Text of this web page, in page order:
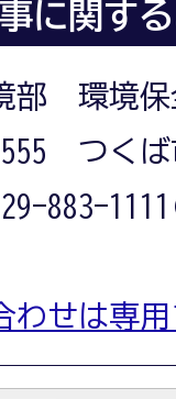
に関す
部 環境保
つくば
883-
わせは専